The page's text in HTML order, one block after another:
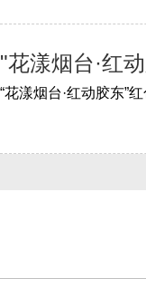
"花漾烟台·红